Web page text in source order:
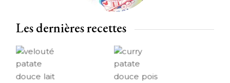
Les dernières recettes